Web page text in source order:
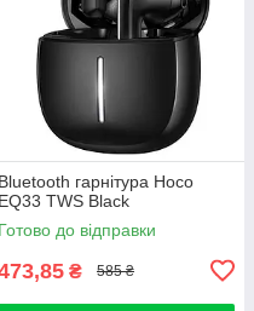
Bluetooth гарнітура Hoco
EQ33 TWS Black
Готово до відправки
₴ 585 ₴